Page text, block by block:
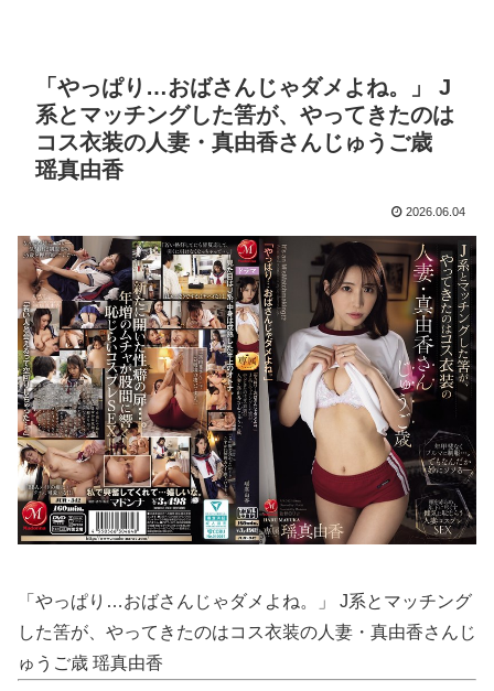
【閲覧注意】 世界一のアホ「地雷踏んでもさ！一瞬で足引けば問題なくね？ｗ」⇒ 実践した結果
【悲報】 女さん、事故（全治4ヶ月半・車は廃車）でぶつけられた相手と付き合ってしまうｗｗｗｗｗｗｗｗ
【食料品消費税減税】 政府が基本方針決定 来年4月から2年間1％に8月5日
【悲報】 おわり。
【中国】 高さ288メートルのエレベーターで学校に通う雲南省の山地の子供たち 通学時間 3時間→30分に短縮
開脚させられマ○コ丸出し状態で、ク●ニされてる美女たち
久和原せいら 画像502枚【ヌード】
「やっぱり…おばさんじゃダメよね。」 J
系とマッチングした筈が、やってきたのは
コス衣装の人妻・真由香さんじゅうご歳
瑶真由香
2026.06.04
「やっぱり…おばさんじゃダメよね。」 J系とマッチング
した筈が、やってきたのはコス衣装の人妻・真由香さんじ
ゅうご歳 瑶真由香